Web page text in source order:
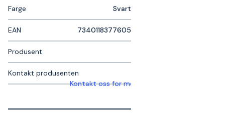
Farge Svart
EAN 7340118377605
Produsent
Kontakt produsenten
Kontakt oss for mer informasjon